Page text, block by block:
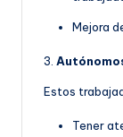
Mejora
3.
Estos
Tener